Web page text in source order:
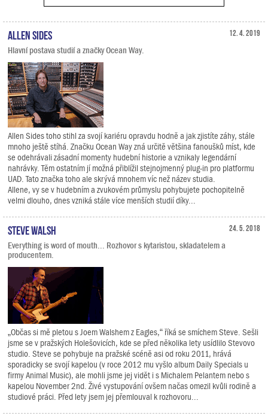
12. 4. 2019
Allen Sides
Hlavní postava studií a značky Ocean Way.
Allen Sides toho stihl za svojí kariéru opravdu hodně a jak zjistíte záhy, stále
mnoho ještě stíhá. Značku Ocean Way zná určitě většina fanoušků míst, kde
se odehrávali zásadní momenty hudební historie a vznikaly legendární
nahrávky. Těm ostatním jí možná přiblížil stejnojmenný plug-in pro platformu
UAD. Tato značka toho ale skrývá mnohem víc než název studia.
Allene, vy se v hudebním a zvukovém průmyslu pohybujete pochopitelně
velmi dlouho, dnes vzniká stále více menších studií díky...
24. 5. 2018
Steve Walsh
Everything is word of mouth... Rozhovor s kytaristou, skladatelem a
producentem.
„Občas si mě pletou s Joem Walshem z Eagles,“ říká se smíchem Steve. Sešli
jsme se v pražských Holešovicích, kde se před několika lety usídlilo Stevovo
studio. Steve se pohybuje na pražské scéně asi od roku 2011, hrává
sporadicky se svojí kapelou (v roce 2012 mu vyšlo album Daily Specials u
firmy Animal Music), ale mohli jsme jej vidět i s Michalem Pelantem nebo s
kapelou November 2nd. Živé vystupování ovšem načas omezil kvůli rodině a
studiové práci. Před lety jsem jej přemlouval k rozhovoru...